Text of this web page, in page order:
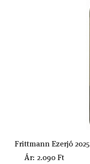
Frittmann Ezerjó 2025
Ár: 2.090 Ft